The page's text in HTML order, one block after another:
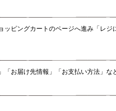
ッピングカートのページへ進み「レジ
お届け先情報」「お支払い方法」な